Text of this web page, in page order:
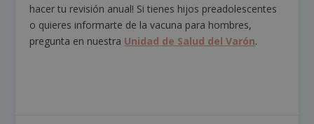
hacer tu revisión anual! Si tienes hijos preadolescentes
o quieres informarte de la vacuna para hombres,
pregunta en nuestra Unidad de Salud del Varón.